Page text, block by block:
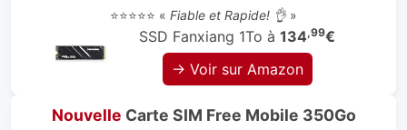
⭐⭐⭐⭐⭐ « Fiable et Rapide! 👌»
SSD Fanxiang 1To à 134,99€
→ Voir sur Amazon
Nouvelle Carte SIM Free Mobile 350Go